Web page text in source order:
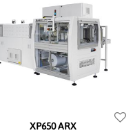
XP650 ARX